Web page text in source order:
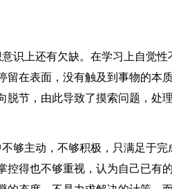
上还有欠缺。在学习上自觉性
留在表面，没有触及到事物的本
脱节，由此导致了摸索问题，处
主动，不够积极，只满足于完
控得也不够重视，认为自己已有